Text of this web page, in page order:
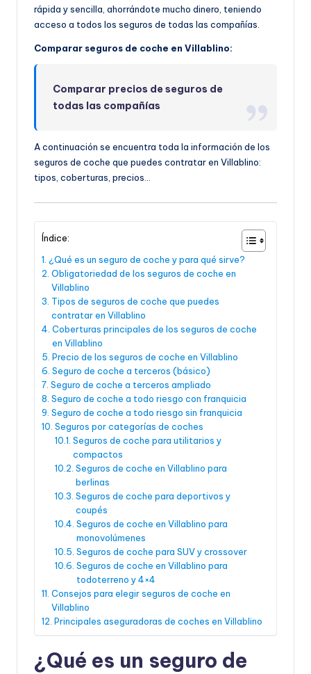
rápida y sencilla, ahorrándote mucho dinero, teniendo
acceso a todos los seguros de todas las compañías.
Comparar seguros de coche en Villablino:
Comparar precios de seguros de
todas las compañías
A continuación se encuentra toda la información de los
seguros de coche que puedes contratar en Villablino:
tipos, coberturas, precios…
Índice:
¿Qué es un seguro de coche y para qué sirve?
Obligatoriedad de los seguros de coche en
Villablino
Tipos de seguros de coche que puedes
contratar en Villablino
Coberturas principales de los seguros de coche
en Villablino
Precio de los seguros de coche en Villablino
Seguro de coche a terceros (básico)
Seguro de coche a terceros ampliado
Seguro de coche a todo riesgo con franquicia
Seguro de coche a todo riesgo sin franquicia
Seguros por categorías de coches
Seguros de coche para utilitarios y
compactos
Seguros de coche en Villablino para
berlinas
Seguros de coche para deportivos y
coupés
Seguros de coche en Villablino para
monovolúmenes
Seguros de coche para SUV y crossover
Seguros de coche en Villablino para
todoterreno y 4×4
Consejos para elegir seguros de coche en
Villablino
Principales aseguradoras de coches en Villablino
¿Qué es un seguro de